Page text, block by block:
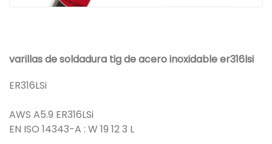
varillas de soldadura tig de acero inoxidable er316lsi
ER316LSi
AWS A5.9 ER316LSi
EN ISO 14343-A : W 19 12 3 L